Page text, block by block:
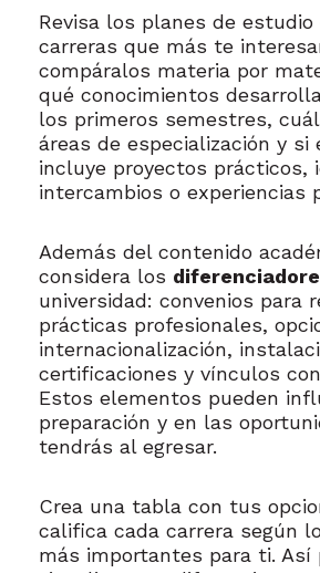
Revisa los planes de estudio
carreras que más te
compáralos materia por
qué conocimientos
los primeros semestres,
áreas de especialización y si
incluye proyectos prácticos,
intercambios o experiencias
Además del contenido
considera los
universidad: convenios para
prácticas profesionales,
internacionalización,
certificaciones y vínculos
Estos elementos pueden
preparación y en las
tendrás al egresar.
Crea una tabla con tus
califica cada carrera según
más importantes para ti. Así